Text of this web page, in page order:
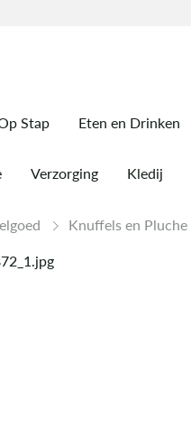
Stap Eten en Drinken
Verzorging Kledij
Knuffels en Pluche